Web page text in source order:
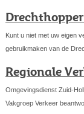
Kunt u niet met uw eigen
gebruikmaken van de
Regionale
Omgevingsdienst Zuid-
Vakgroep Verkeer